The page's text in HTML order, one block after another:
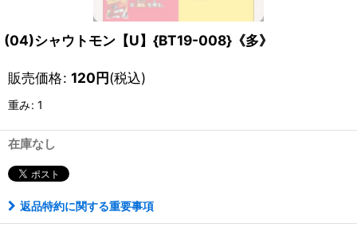
(04)シャウトモン【U】{BT19-008}《多》
販売価格: 120円(税込)
重み: 1
在庫なし
返品特約に関する重要事項